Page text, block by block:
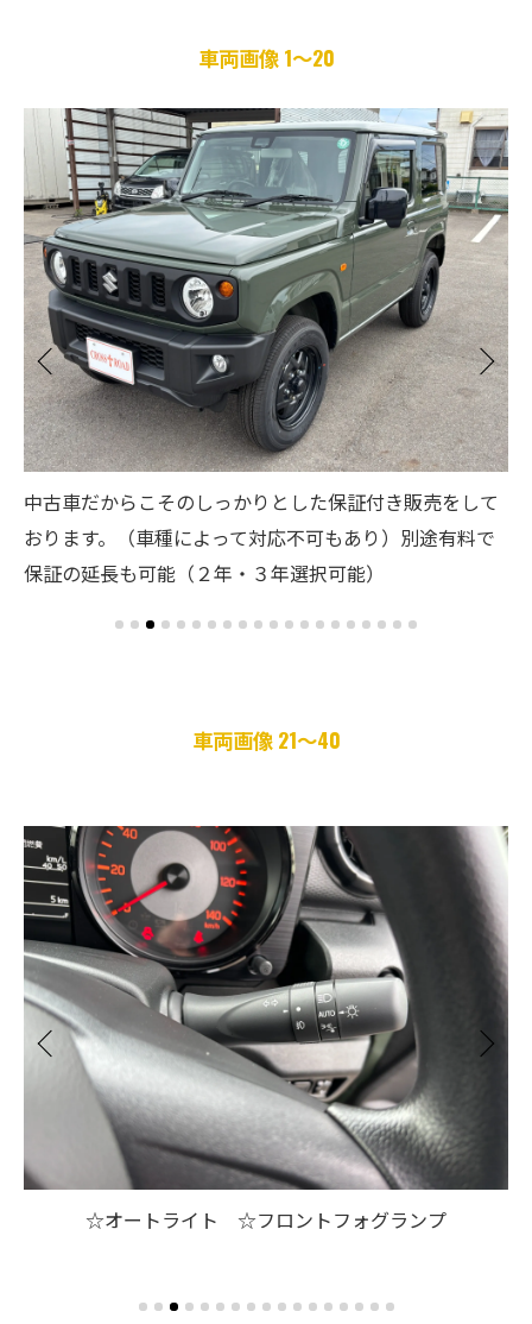
車両画像 1～20
中古車だからこそのしっかりとした保証付き販売をして
おります。（車種によって対応不可もあり）別途有料で
保証の延長も可能（２年・３年選択可能）
車両画像 21～40
☆オートライト ☆フロントフォグランプ